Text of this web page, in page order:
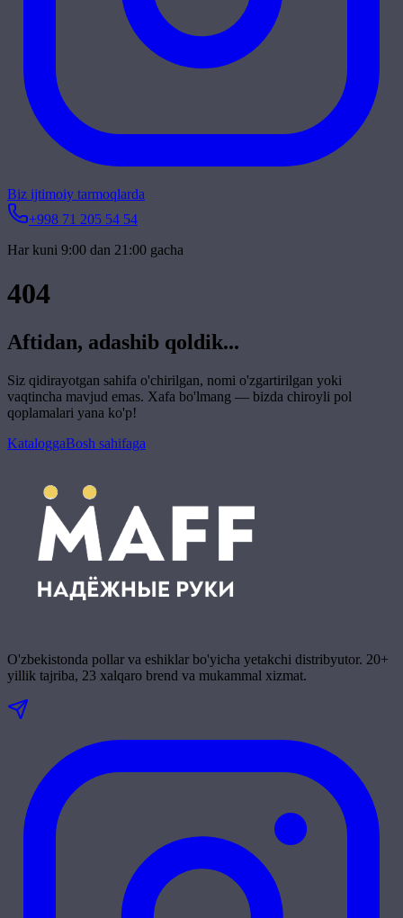
Biz ijtimoiy tarmoqlarda
+998 71 205 54 54
Har kuni 9:00 dan 21:00 gacha
404
Aftidan, adashib qoldik...
Siz qidirayotgan sahifa o'chirilgan, nomi o'zgartirilgan yoki
vaqtincha mavjud emas. Xafa bo'lmang — bizda chiroyli pol
qoplamalari yana ko'p!
KataloggaBosh sahifaga
O'zbekistonda pollar va eshiklar bo'yicha yetakchi distribyutor. 20+
yillik tajriba, 23 xalqaro brend va mukammal xizmat.